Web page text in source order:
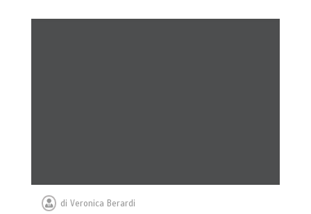
diVeronica Berardi